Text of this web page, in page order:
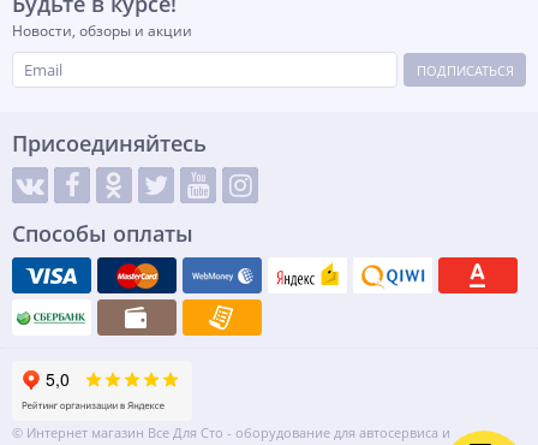
Новости, обзоры и акции
ПОДПИСАТЬСЯ
Присоединяйтесь
Способы оплаты
© Интернет магазин Все Для Сто - оборудование для автосервиса и